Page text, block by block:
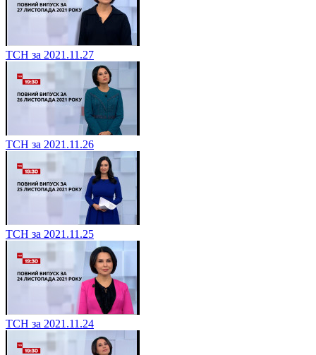
ТСН за 2021.11.27
ТСН за 2021.11.26
ТСН за 2021.11.25
ТСН за 2021.11.24